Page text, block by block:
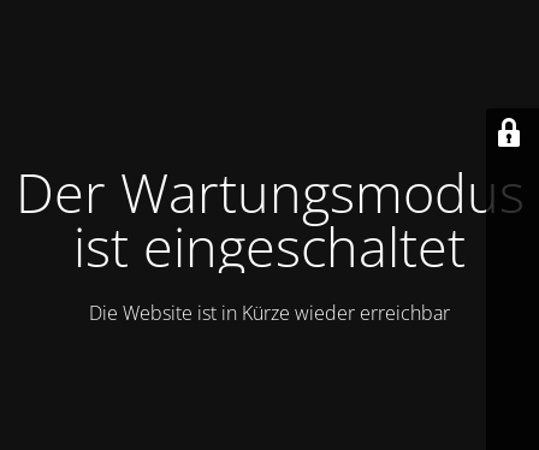
Der Wartungsmodus
ist eingeschaltet
Die Website ist in Kürze wieder erreichbar